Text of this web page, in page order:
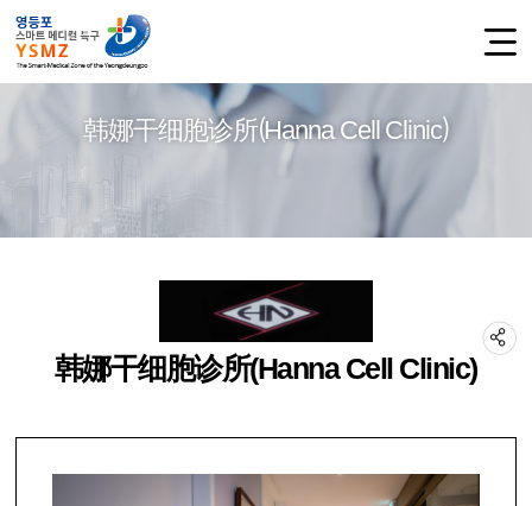
韩娜干细胞诊所（Hanna Cell Clinic）
韩娜干细胞诊所(Hanna Cell Clinic)